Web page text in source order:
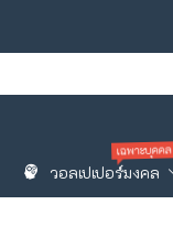
วอลเปเปอร์มงคล
เฉพาะบุคคล